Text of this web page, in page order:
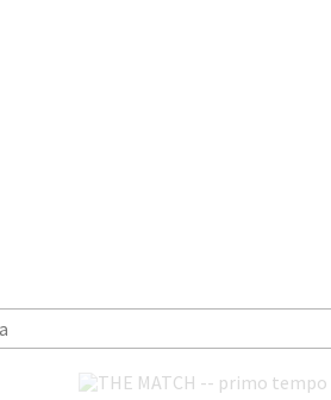
THE MATCH -- primo